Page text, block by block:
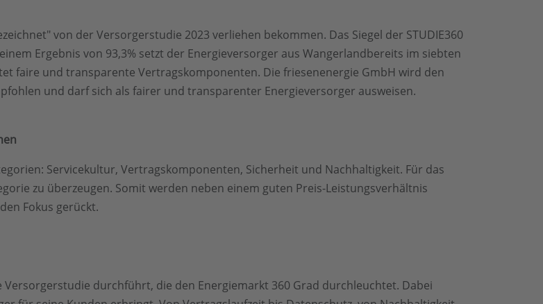
von der Versorgerstudie 2023 verliehen bekommen. Das Siegel der STUDIE360
Ergebnis von 93,3% setzt der Energieversorger aus Wangerlandbereits im siebten
faire und transparente Vertragskomponenten. Die friesenenergie GmbH wird den
und darf sich als fairer und transparenter Energieversorger ausweisen.
Servicekultur, Vertragskomponenten, Sicherheit und Nachhaltigkeit. Für das
zu überzeugen. Somit werden neben einem guten Preis-Leistungsverhältnis
Fokus gerückt.
durchführt, die den Energiemarkt 360 Grad durchleuchtet. Dabei